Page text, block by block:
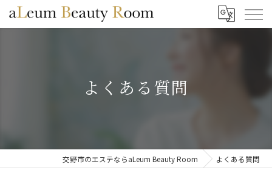
よくある質問
交野市のエステならaLeum Beauty Room よくある質問